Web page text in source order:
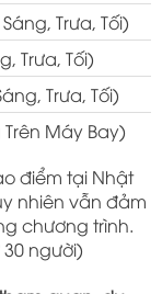
Trưa, Tối)
Trưa, Tối)
Trưa, Tối)
Máy Bay)
điểm tại Nhật
nhiên vẫn đảm
chương trình.
người)